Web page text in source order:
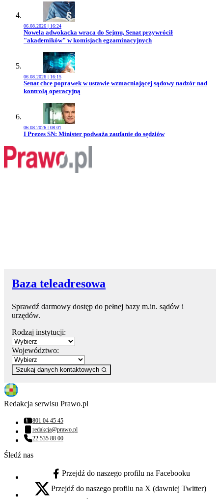
06.08.2026 | 16:24
Przejdź do artykułu:
Nowela adwokacka wraca do Sejmu, Senat przywrócił
"akademików" w komisjach egzaminacyjnych
06.08.2026 | 16:15
Przejdź do artykułu:
Senat chce poprawek w ustawie wzmacniającej sądowy nadzór nad
kontrolą operacyjną
06.08.2026 | 08:01
Przejdź do artykułu:
I Prezes SN: Minister podważa zaufanie do sędziów
Baza teleadresowa
Sprawdź darmowy dostęp do pełnej bazy m.in. sądów i
urzędów.
Rodzaj instytucji:
Województwo:
Szukaj danych kontaktowych
Redakcja serwisu Prawo.pl
Numer telefonu:
801 04 45 45
Adres email:
redakcja@prawo.pl
Numer telefonu:
22 535 88 00
Śledź nas
facebook - otwiera się w nowej karcie
Przejdź do naszego profilu na Facebooku
x - otwiera się w nowej karcie
Przejdź do naszego profilu na X (dawniej Twitter)